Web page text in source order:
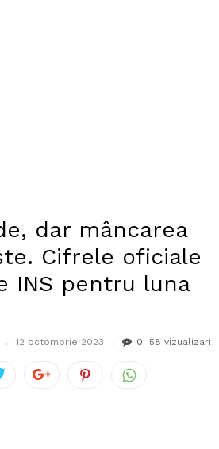
dar mâncarea
Cifrele oficiale
INS pentru luna
12 octombrie 2023 0 58 vizualizari